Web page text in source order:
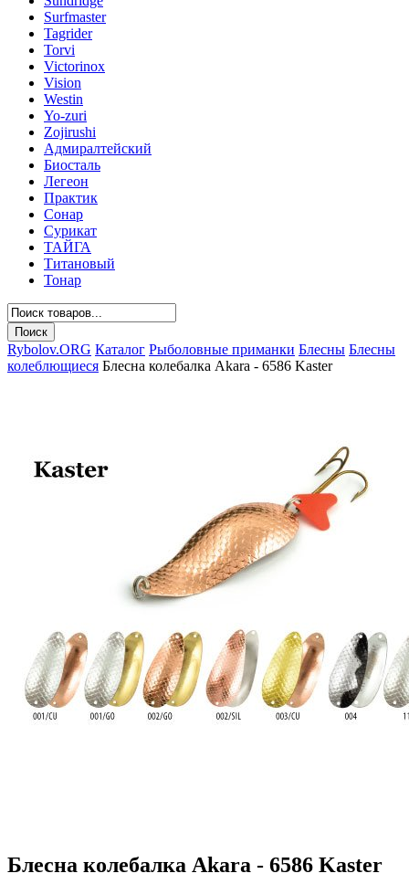
Surfmaster
Tagrider
Torvi
Victorinox
Vision
Westin
Yo-zuri
Zojirushi
Адмиралтейский
Биосталь
Легеон
Практик
Сонар
Сурикат
ТАЙГА
Титановый
Тонар
Rybolov.ORG Каталог Рыболовные приманки Блесны Блесны
колеблющиеся Блесна колебалка Akara - 6586 Kaster
Блесна колебалка Akara - 6586 Kaster